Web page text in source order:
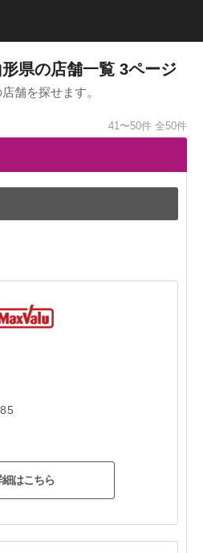
県の店舗一覧 3ページ
舗を探せます。
41〜50件 全50件
細はこちら